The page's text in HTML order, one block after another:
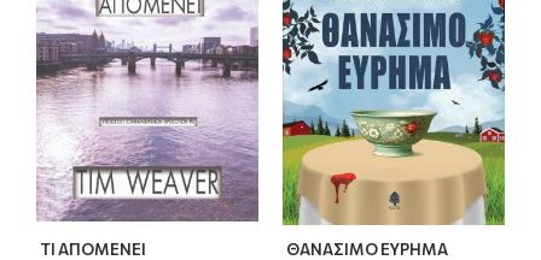
ΤΙ ΑΠΟΜΕΝΕΙ ΘΑΝΑΣΙΜΟ ΕΥΡΗΜΑ